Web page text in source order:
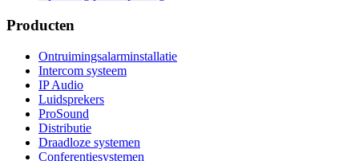
Producten
Ontruimingsalarminstallatie
Intercom systeem
IP Audio
Luidsprekers
ProSound
Distributie
Draadloze systemen
Conferentiesystemen